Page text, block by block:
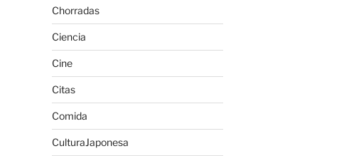
Chorradas
Ciencia
Cine
Citas
Comida
CulturaJaponesa